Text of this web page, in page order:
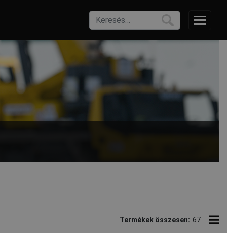
Termékek összesen: 67